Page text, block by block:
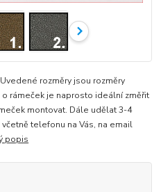
rozměry jsou rozměry
rámeček je naprosto ideální změřit
montovat. Dále udělat 3-4
telefonu na Vás, na email
popis